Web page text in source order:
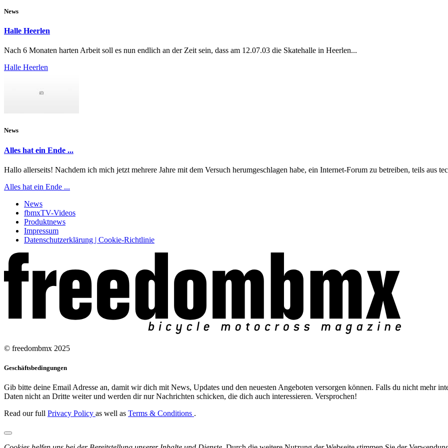
News
Halle Heerlen
Nach 6 Monaten harten Arbeit soll es nun endlich an der Zeit sein, dass am 12.07.03 die Skatehalle in Heerlen...
Halle Heerlen
News
Alles hat ein Ende ...
Hallo allerseits! Nachdem ich mich jetzt mehrere Jahre mit dem Versuch herumgeschlagen habe, ein Internet-Forum zu betreiben, teils aus
Alles hat ein Ende ...
News
fbmxTV-Videos
Produktnews
Impressum
Datenschutzerklärung | Cookie-Richtlinie
© freedombmx 2025
Geschäftsbedingungen
Gib bitte deine Email Adresse an, damit wir dich mit News, Updates und den neuesten Angeboten versorgen können. Falls du nicht mehr
Daten nicht an Dritte weiter und werden dir nur Nachrichten schicken, die dich auch interessieren. Versprochen!
Read our full Privacy Policy as well as Terms & Conditions .